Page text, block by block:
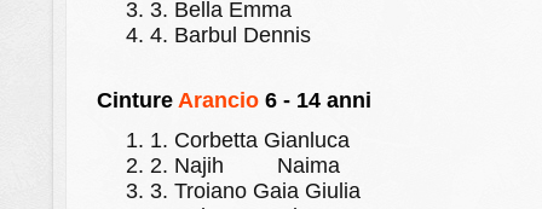
3. Bella Emma
4. Barbul Dennis
Cinture Arancio 6 - 14 anni
1. Corbetta Gianluca
2. Najih
Naima
3. Troiano Gaia Giulia